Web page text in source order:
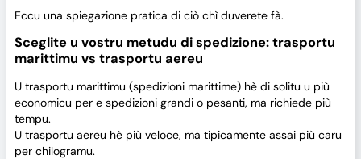
Eccu una spiegazione pratica di ciò chì duverete fà.
Sceglite u vostru metudu di spedizione: trasportu
marittimu vs trasportu aereu
U trasportu marittimu (spedizioni marittime) hè di solitu u più
economicu per e spedizioni grandi o pesanti, ma richiede più
tempu.
U trasportu aereu hè più veloce, ma tipicamente assai più caru
per chilogramu.